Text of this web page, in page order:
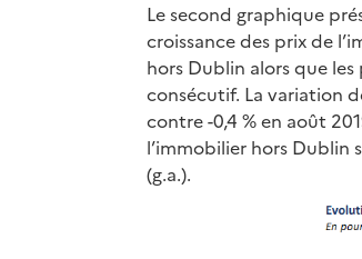
Le second graphique
croissance des prix de
hors Dublin alors que
consécutif. La variation
contre -0,4 % en août
l’immobilier hors Dublin
(g.a.).